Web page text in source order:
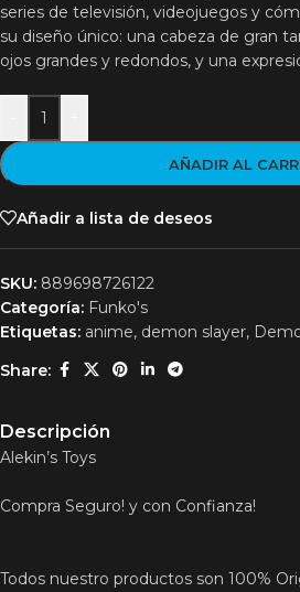
series de televisión, videojuegos y
su diseño único: una cabeza de gran
ojos grandes y redondos, y una
AÑADIR AL
Añadir a lista de deseos
SKU: 889698726122
Categoría: Funko's
Etiquetas: anime, demon slayer,
Share:
Descripción
Alekin’s Toys
Compra Seguro! y con Confianza!
Todos nuestro productos son 100%